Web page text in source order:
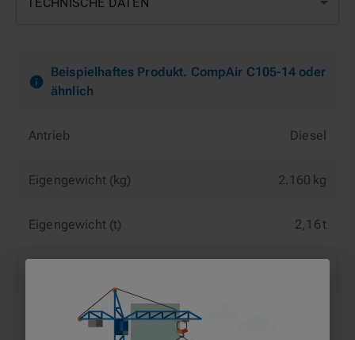
Beispielhaftes Produkt. CompAir C105-14 oder
ähnlich
Antrieb Diesel
Eigengewicht (kg) 2.160 kg
Eigengewicht (t) 2,16 t
Kompressorleistung